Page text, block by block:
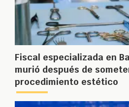
Fiscal especializada en
murió después de
procedimiento estético